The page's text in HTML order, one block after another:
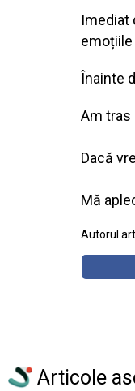
Imediat
Înainte
Am tras
Dacă
Mă
Autorul
Articole